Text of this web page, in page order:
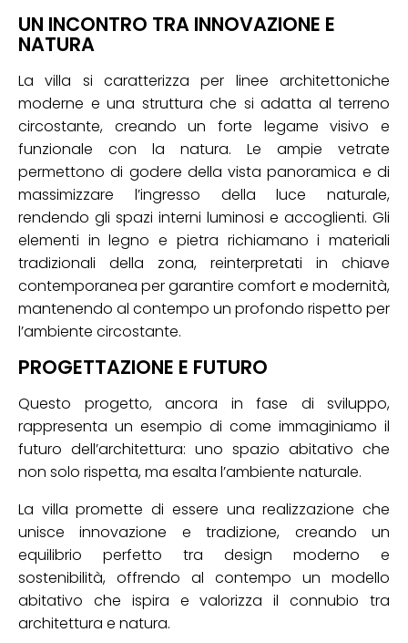
UN INCONTRO TRA INNOVAZIONE E
NATURA
La villa si caratterizza per linee architettoniche
moderne e una struttura che si adatta al terreno
circostante, creando un forte legame visivo e
funzionale con la natura. Le ampie vetrate
permettono di godere della vista panoramica e di
massimizzare l’ingresso della luce naturale,
rendendo gli spazi interni luminosi e accoglienti. Gli
elementi in legno e pietra richiamano i materiali
tradizionali della zona, reinterpretati in chiave
contemporanea per garantire comfort e modernità,
mantenendo al contempo un profondo rispetto per
l’ambiente circostante.
PROGETTAZIONE E FUTURO
Questo progetto, ancora in fase di sviluppo,
rappresenta un esempio di come immaginiamo il
futuro dell’architettura: uno spazio abitativo che
non solo rispetta, ma esalta l’ambiente naturale.
La villa promette di essere una realizzazione che
unisce innovazione e tradizione, creando un
equilibrio perfetto tra design moderno e
sostenibilità, offrendo al contempo un modello
abitativo che ispira e valorizza il connubio tra
architettura e natura.